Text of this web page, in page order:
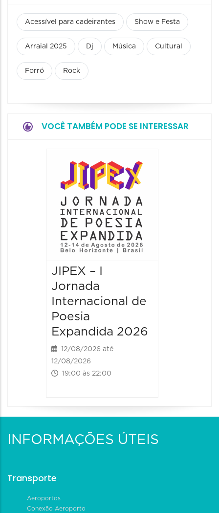
Acessível para cadeirantes Show e Festa
Arraial 2025 Dj Música Cultural
Forró Rock
VOCÊ TAMBÉM PODE SE INTERESSAR
JIPEX – I
Jornada
Internacional de
Poesia
Expandida 2026
12/08/2026 até
12/08/2026
19:00 às 22:00
INFORMAÇÕES ÚTEIS
Transporte
Aeroportos
Conexão Aeroporto